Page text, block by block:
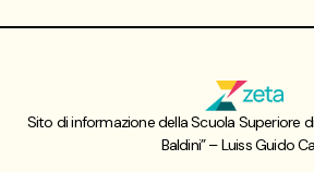
Sito di informazione della Scuola Superiore
Baldini” – Luiss Guido